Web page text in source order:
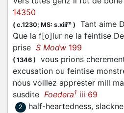
14350
( c.1230; MS: s.xiiim )
Tant aime
Que la f[o]lur ne la feintise
prise S Modw 199
( 1346 )
vous prions
excusation ou feintise
nous voillez apprester mill
susdite Foedera1 iii 69
2 half-heartedness,